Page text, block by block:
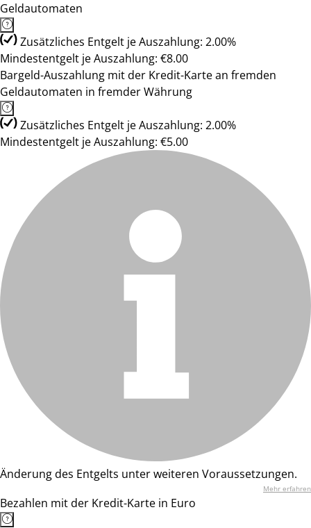
Geldautomaten
Zusätzliches Entgelt je Auszahlung: 2.00%
Mindestentgelt je Auszahlung: €8.00
Bargeld-Auszahlung mit der Kredit-Karte an fremden
Geldautomaten in fremder Währung
Zusätzliches Entgelt je Auszahlung: 2.00%
Mindestentgelt je Auszahlung: €5.00
Änderung des Entgelts unter weiteren Voraussetzungen.
Mehr erfahren
Bezahlen mit der Kredit-Karte in Euro